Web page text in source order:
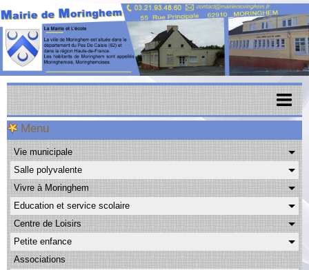
Accueil
Menu scolaire
Actualités
Agenda
CAPSO
Urbanisme
Menu
Vie municipale
Salle polyvalente
Vivre à Moringhem
Education et service scolaire
Centre de Loisirs
Petite enfance
Associations